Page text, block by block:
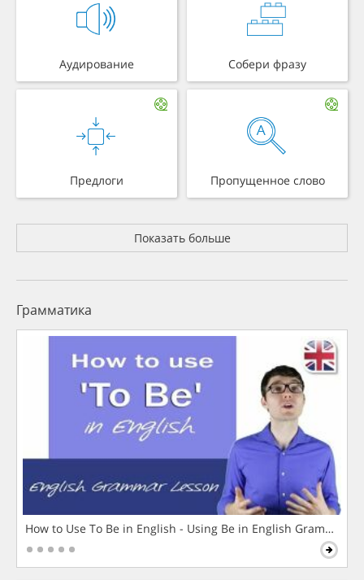
Аудирование Собери фразу
Предлоги Пропущенное слово
Показать больше
Грамматика
How to Use To Be in English - Using Be in English Grammar